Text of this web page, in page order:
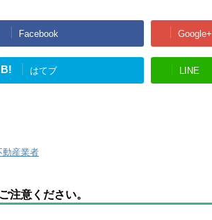
Facebook Google+
B! はてブ LINE
動産業者
注意ください。